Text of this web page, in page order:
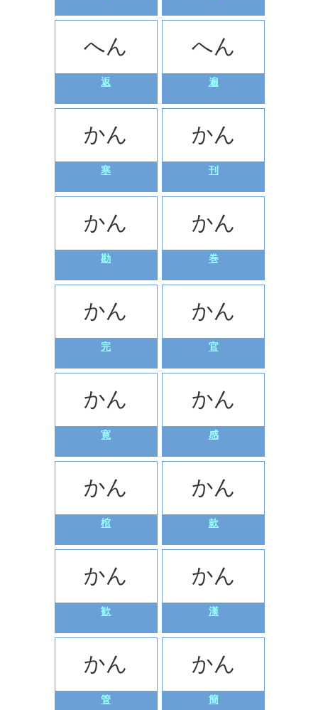
へん
返
へん
遍
かん
寒
かん
刊
かん
勘
かん
巻
かん
完
かん
官
かん
寛
かん
感
かん
棺
かん
款
かん
歓
かん
漢
かん
管
かん
簡